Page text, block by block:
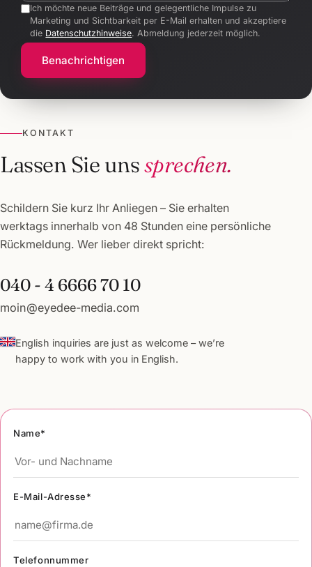
Ich möchte neue Beiträge und gelegentliche Impulse zu
Marketing und Sichtbarkeit per E-Mail erhalten und akzeptiere
die Datenschutzhinweise. Abmeldung jederzeit möglich.
Benachrichtigen
KONTAKT
Lassen Sie unssprechen.
Schildern Sie kurz Ihr Anliegen – Sie erhalten
werktags innerhalb von 48 Stunden eine persönliche
Rückmeldung. Wer lieber direkt spricht:
040 - 4 6666 70 10
moin@eyedee-media.com
English inquiries are just as welcome – we’re
happy to work with you in English.
Name*
E-Mail-Adresse*
Telefonnummer